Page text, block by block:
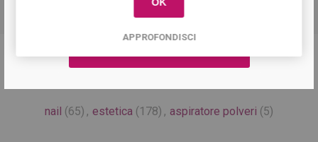
nail (65) , estetica (178) , aspiratore polveri (5)
APPROFONDISCI